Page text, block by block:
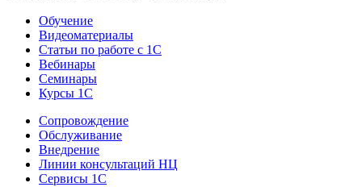
Обучение
Видеоматериалы
Статьи по работе с 1С
Вебинары
Семинары
Курсы 1С
Сопровождение
Обслуживание
Внедрение
Линии консультаций НЦ
Сервисы 1С